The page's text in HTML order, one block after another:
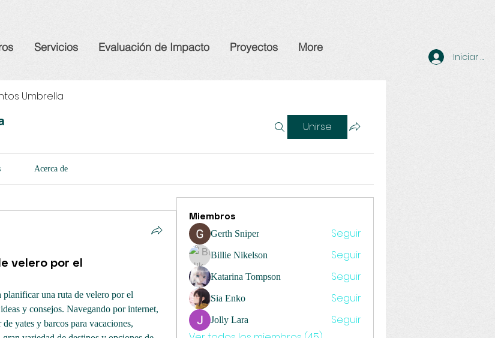
Servicios Evaluación de Impacto Proyectos More
Iniciar
Umbrella
Unirse
Acerca de
velero por el
una ruta de velero por el
y consejos. Navegando por internet,
Miembros
Gerth Sniper Seguir
Billie Nikelson Seguir
Katarina Tompson Seguir
Sia Enko Seguir
Jolly Lara
Seguir